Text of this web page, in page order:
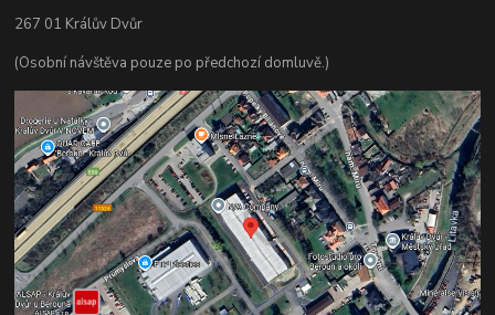
267 01 Králův Dvůr
(Osobní návštěva pouze po předchozí domluvě.)